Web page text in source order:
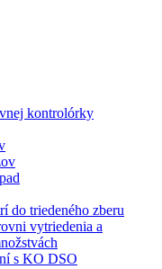
kontrolórky
do triedeného zberu
vytriedenia a
s KO DSO